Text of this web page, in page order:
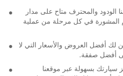
الودود والمحترف متاح على مدار
المشورة في كل مرحلة من عملية
لك أفضل العروض والأسعار التي لا
أفضل صفقة.
بسهولة عبر موقعنا